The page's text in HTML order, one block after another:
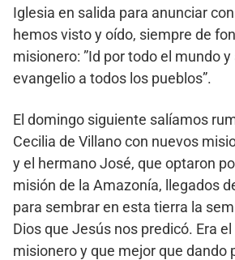
Iglesia en salida para anunciar
hemos visto y oído, siempre de
misionero: ”Id por todo el mundo
evangelio a todos los pueblos”.
El domingo siguiente salíamos
Cecilia de Villano con nuevos
y el hermano José, que optaron
misión de la Amazonía, llegados
para sembrar en esta tierra la
Dios que Jesús nos predicó. Era
misionero y que mejor que dando